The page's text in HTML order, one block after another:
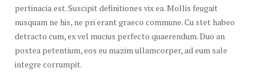
pertinacia est. Suscipit definitiones vix ea. Mollis feugait
nusquam ne his, ne pri erant graeco commune. Cu stet habeo
detracto cum, ex vel mucius perfecto quaerendum. Duo an
postea petentium, eos eu mazim ullamcorper, ad eum sale
integre corrumpit.